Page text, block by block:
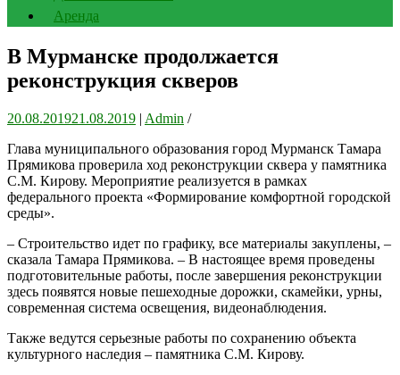
Аренда
В Мурманске продолжается
реконструкция скверов
20.08.201921.08.2019 | Admin /
Глава муниципального образования город Мурманск Тамара
Прямикова проверила ход реконструкции сквера у памятника
С.М. Кирову. Мероприятие реализуется в рамках
федерального проекта «Формирование комфортной городской
среды».
– Строительство идет по графику, все материалы закуплены, –
сказала Тамара Прямикова. – В настоящее время проведены
подготовительные работы, после завершения реконструкции
здесь появятся новые пешеходные дорожки, скамейки, урны,
современная система освещения, видеонаблюдения.
Также ведутся серьезные работы по сохранению объекта
культурного наследия – памятника С.М. Кирову.